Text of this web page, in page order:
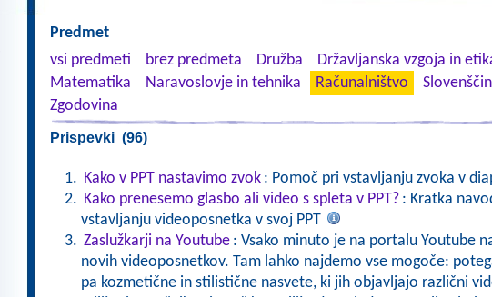
Predmet
vsi predmeti
brez predmeta Družba Državljanska vzgoja in
Matematika
Naravoslovje in tehnika Računalništvo
Zgodovina
Prispevki (96)
Kako v PPT nastavimo zvok : Pomoč pri vstavljanju zvoka v
Kako prenesemo glasbo ali video s spleta v PPT? : Kratka
vstavljanju videoposnetka v svoj PPT
Zaslužkarji na Youtube : Vsako minuto je na portalu Youtube
novih videoposnetkov. Tam lahko najdemo vse mogoče:
pa kozmetične in stilistične nasvete, ki jih objavljajo različni